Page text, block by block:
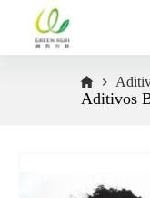
Aditivos